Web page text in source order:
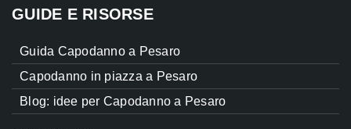
GUIDE E RISORSE
Guida Capodanno a Pesaro
Capodanno in piazza a Pesaro
Blog: idee per Capodanno a Pesaro